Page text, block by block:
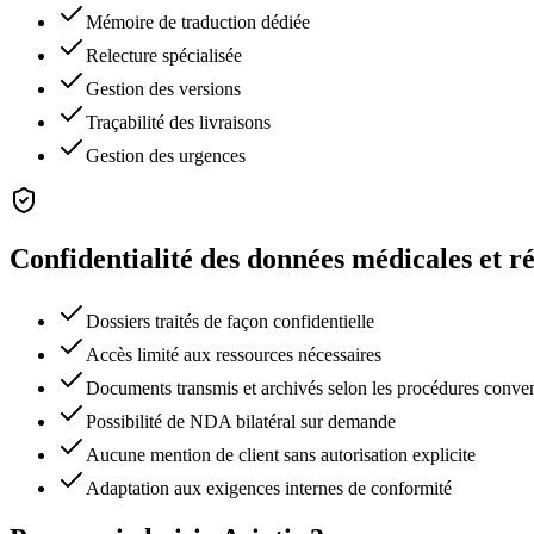
Mémoire de traduction dédiée
Relecture spécialisée
Gestion des versions
Traçabilité des livraisons
Gestion des urgences
Confidentialité des données médicales et
Dossiers traités de façon confidentielle
Accès limité aux ressources nécessaires
Documents transmis et archivés selon les procédures
Possibilité de NDA bilatéral sur demande
Aucune mention de client sans autorisation explicite
Adaptation aux exigences internes de conformité